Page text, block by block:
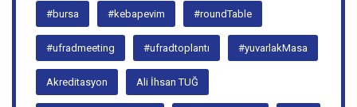
ETIKETLER
#bursa #kebapevim #roundTable
#ufradmeeting #ufradtoplantı